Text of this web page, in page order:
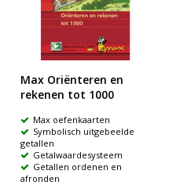
Max Oriënteren en
rekenen tot 1000
Max oefenkaarten
Symbolisch uitgebeelde
getallen
Getalwaardesysteem
Getallen ordenen en
afronden